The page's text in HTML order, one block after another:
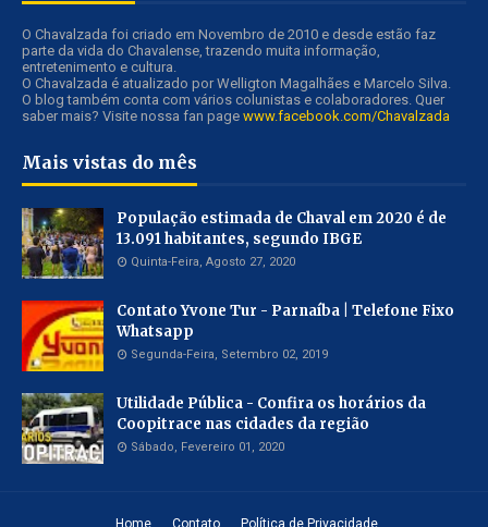
O Chavalzada foi criado em Novembro de 2010 e desde estão faz
parte da vida do Chavalense, trazendo muita informação,
entretenimento e cultura.
O Chavalzada é atualizado por Welligton Magalhães e Marcelo Silva.
O blog também conta com vários colunistas e colaboradores. Quer
saber mais? Visite nossa fan page www.facebook.com/Chavalzada
Mais vistas do mês
População estimada de Chaval em 2020 é de
13.091 habitantes, segundo IBGE
Quinta-Feira, Agosto 27, 2020
Contato Yvone Tur - Parnaíba | Telefone Fixo
Whatsapp
Segunda-Feira, Setembro 02, 2019
Utilidade Pública - Confira os horários da
Coopitrace nas cidades da região
Sábado, Fevereiro 01, 2020
Home Contato Política de Privacidade